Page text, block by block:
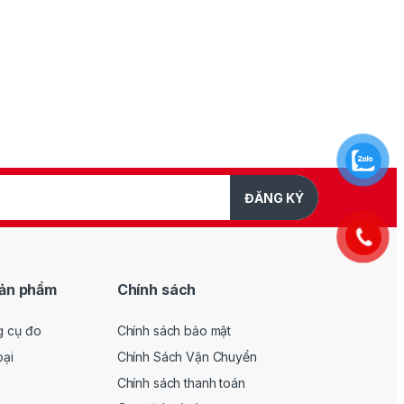
Quan
là một máy hàn, mà là một hệ thống
ĐĂNG KÝ
phẩm
cụ đo
Chính sách
Chính sách bảo mật
Chính Sách Vận Chuyển
Chính sách thanh toán